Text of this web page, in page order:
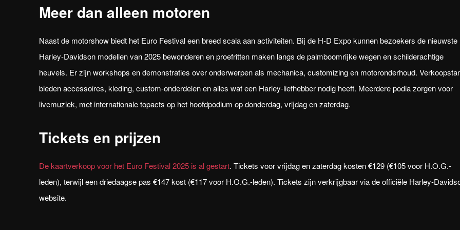
Meer dan alleen motoren
Naast de motorshow biedt het Euro Festival een breed scala aan activiteiten. Bij de H-D Expo kunnen bezoekers de nieuwste
Harley-Davidson modellen van 2025 bewonderen en proefritten maken langs de palmboomrijke wegen en schilderachtige
heuvels. Er zijn workshops en demonstraties over onderwerpen als mechanica, customizing en motoronderhoud.
bieden accessoires, kleding, custom-onderdelen en alles wat een Harley-liefhebber nodig heeft. Meerdere podia zorgen voor
livemuziek, met internationale topacts op het hoofdpodium op donderdag, vrijdag en zaterdag.
Tickets en prijzen
De kaartverkoop voor het Euro Festival 2025 is al gestart. Tickets voor vrijdag en zaterdag kosten €129 (€105 voor H.O.G.-
leden), terwijl een driedaagse pas €147 kost (€117 voor H.O.G.-leden). Tickets zijn verkrijgbaar via de officiële Harley-
website.